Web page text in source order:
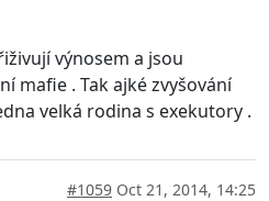
výnosem a jsou
mafie . Tak ajké zvyšování
velká rodina s exekutory .
#1059 Oct 21, 2014, 14:25